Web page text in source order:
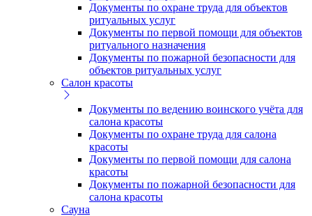
Документы по охране труда для объектов
ритуальных услуг
Документы по первой помощи для объектов
ритуального назначения
Документы по пожарной безопасности для
объектов ритуальных услуг
Салон красоты
Документы по ведению воинского учёта для
салона красоты
Документы по охране труда для салона
красоты
Документы по первой помощи для салона
красоты
Документы по пожарной безопасности для
салона красоты
Сауна